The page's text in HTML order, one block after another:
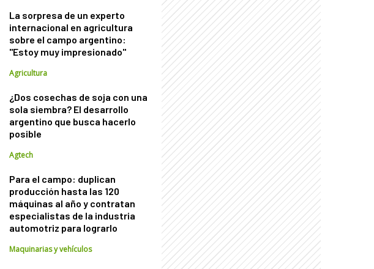
La sorpresa de un experto
internacional en agricultura
sobre el campo argentino:
"Estoy muy impresionado"
Agricultura
¿Dos cosechas de soja con una
sola siembra? El desarrollo
argentino que busca hacerlo
posible
Agtech
Para el campo: duplican
producción hasta las 120
máquinas al año y contratan
especialistas de la industria
automotriz para lograrlo
Maquinarias y vehículos